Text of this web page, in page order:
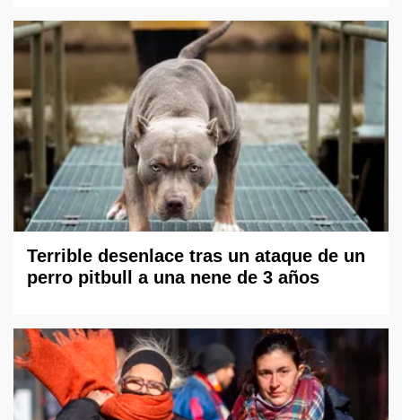
Terrible desenlace tras un ataque de un
perro pitbull a una nene de 3 años